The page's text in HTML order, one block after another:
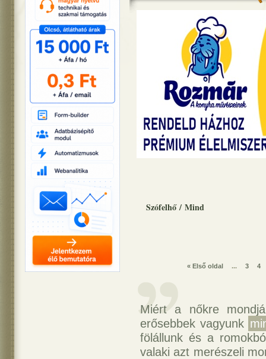
Szófelhő / Mind
« Első oldal ... 3 4
Miért a nőkre
erősebbek vagyunk
fölállunk és a
valaki azt merészeli